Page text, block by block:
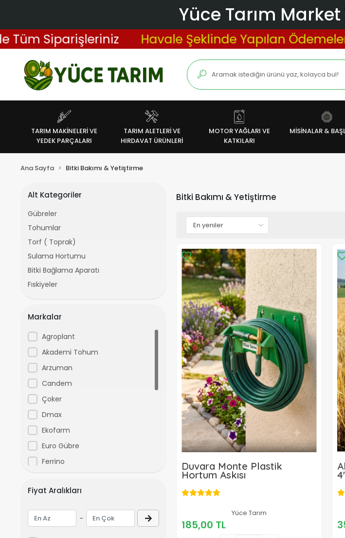
Yüce Tarım
Havale Şeklinde Yapılan Ödemelerde
TARIM MAKİNELERİ VE
YEDEK PARÇALARI
TARIM ALETLERİ VE
HIRDAVAT ÜRÜNLERİ
MOTOR YAĞLARI VE
KATKILARI
MİSİNALAR &
Ana Sayfa Bitki Bakımı & Yetiştirme
Alt Kategoriler
Gübreler
Tohumlar
Torf ( Toprak)
Sulama Hortumu
Bitki Bağlama Aparatı
Fıskiyeler
Markalar
Agroplant
Akademi Tohum
Arzuman
Candem
Çoker
Dmax
Ekofarm
Euro Gübre
Ferrino
Karia
Lider Gübre
Makrogen
Fiyat Aralıkları
-
Bitki Bakımı & Yetiştirme
Duvara Monte Plastik
Hortum Askısı
Yüce Tarım
185,00 TL
185,00 TL
Sepete Ekle